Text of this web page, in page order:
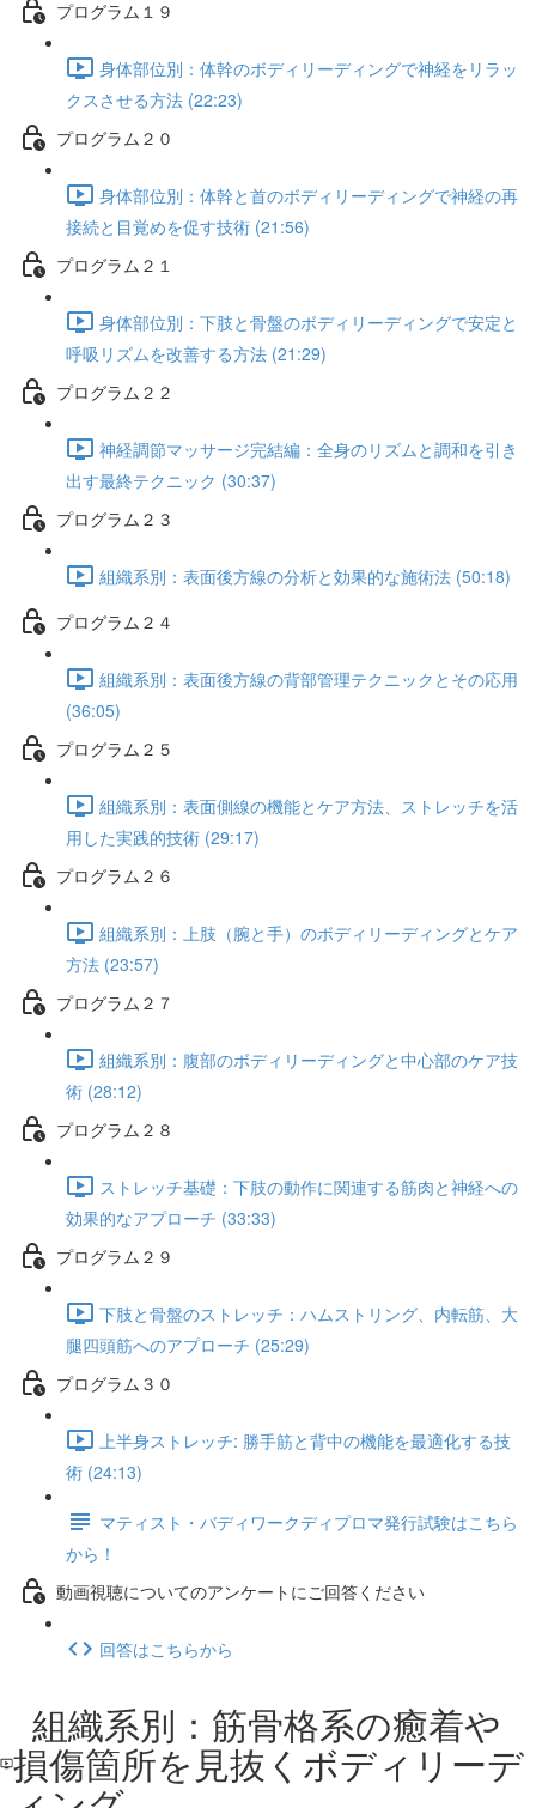
プログラム１９
身体部位別：体幹のボディリーディングで神経をリラッ
クスさせる方法 (22:23)
プログラム２０
身体部位別：体幹と首のボディリーディングで神経の再
接続と目覚めを促す技術 (21:56)
プログラム２１
身体部位別：下肢と骨盤のボディリーディングで安定と
呼吸リズムを改善する方法 (21:29)
プログラム２２
神経調節マッサージ完結編：全身のリズムと調和を引き
出す最終テクニック (30:37)
プログラム２３
組織系別：表面後方線の分析と効果的な施術法 (50:18)
プログラム２４
組織系別：表面後方線の背部管理テクニックとその応用
(36:05)
プログラム２５
組織系別：表面側線の機能とケア方法、ストレッチを活
用した実践的技術 (29:17)
プログラム２６
組織系別：上肢（腕と手）のボディリーディングとケア
方法 (23:57)
プログラム２７
組織系別：腹部のボディリーディングと中心部のケア技
術 (28:12)
プログラム２８
ストレッチ基礎：下肢の動作に関連する筋肉と神経への
効果的なアプローチ (33:33)
プログラム２９
下肢と骨盤のストレッチ：ハムストリング、内転筋、大
腿四頭筋へのアプローチ (25:29)
プログラム３０
上半身ストレッチ: 勝手筋と背中の機能を最適化する技
術 (24:13)
マティスト・バディワークディプロマ発行試験はこちら
から！
動画視聴についてのアンケートにご回答ください
回答はこちらから
組織系別：筋骨格系の癒着や
損傷箇所を見抜くボディリーデ